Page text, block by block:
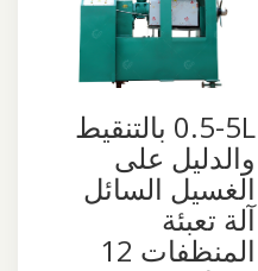
0.5-5L بالتنقيط
والدليل على
الغسيل السائل
آلة تعبئة
المنظفات 12